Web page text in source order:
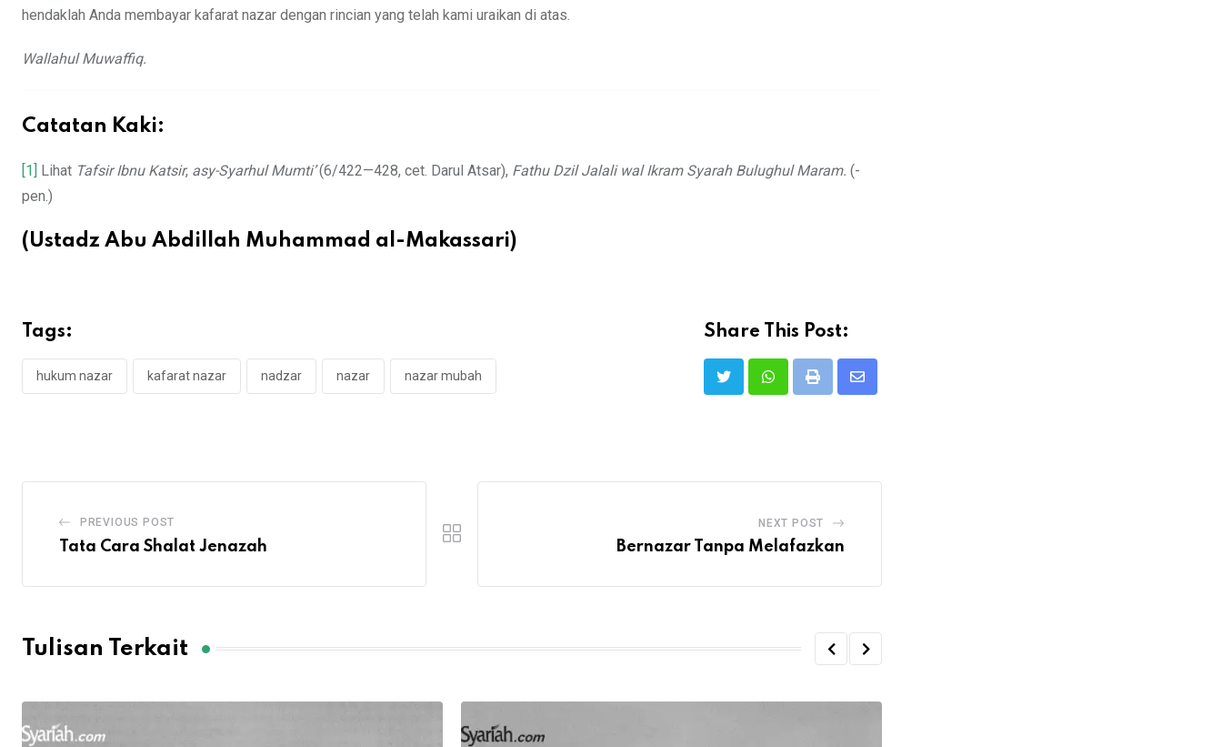
hendaklah Anda membayar kafarat nazar dengan rincian yang telah kami uraikan di atas.
Wallahul Muwaffiq.
Catatan Kaki:
[1] Lihat Tafsir Ibnu Katsir, asy-Syarhul Mumti’(6/422—428, cet. Darul Atsar), Fathu Dzil Jalali wal Ikram Syarah Bulughul Maram. (-
pen.)
(Ustadz Abu Abdillah Muhammad al-Makassari)
Tags:
hukum nazar kafarat nazar nadzar nazar nazar mubah
Share This Post:
Print
Share
PREVIOUS POST
Tata Cara Shalat Jenazah
NEXT POST
Bernazar Tanpa Melafazkan
Tulisan Terkait